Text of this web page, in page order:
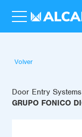
Volver
Door Entry Systems
GRUPO FONICO